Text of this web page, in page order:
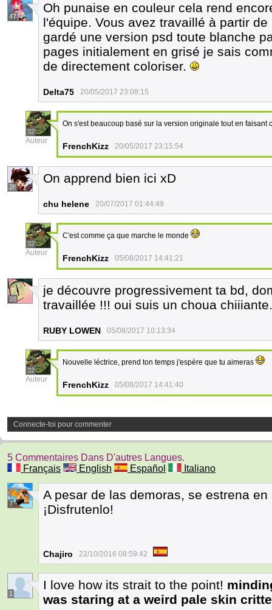
47
Oh punaise en couleur cela rend
l'équipe. Vous avez travaillé à partir
gardé une version psd toute blanche
pages initialement en grisé je sais
de directement coloriser.
Delta75 20/05/2017 23:08:15
32
Auteur
On s'est beaucoup basé sur la version originale tout en
FrenchKizz 20/05/2017 23:15:54
28
On apprend bien ici xD
chu helene 20/07/2017 01:44:49
32
Auteur
C'est comme ça que marche le monde
FrenchKizz 05/08/2017 14:41:21
26
je découvre progressivement ta bd,
travaillée !!! oui suis un choua
RUBY LOWEN 05/08/2017 10:13:34
32
Auteur
Nouvelle léctrice, prend ton temps j'espère que tu aimeras
FrenchKizz 05/08/2017 14:41:40
Connecte-toi pour commenter
5 Commentaires Dans D'autres Langues.
Français
English Español Italiano
7
A pesar de las demoras, se estrena
¡Disfrutenlo!
Chajiro 22/10/2016 08:59:42
1
I love how its strait to the point!
was staring at a weird pale skin